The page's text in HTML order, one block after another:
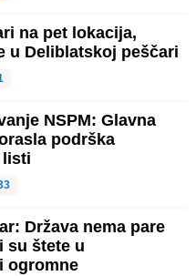
na pet lokacija,
u Deliblatskoj peščari
NSPM: Glavna
podrška
listi
Država nema pare
su štete u
ogromne